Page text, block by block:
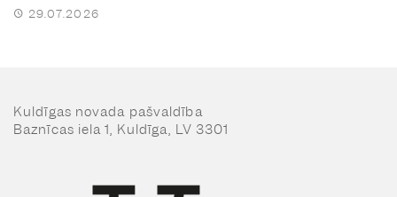
29.07.2026
Kuldīgas novada pašvaldība
Baznīcas iela 1, Kuldīga, LV 3301